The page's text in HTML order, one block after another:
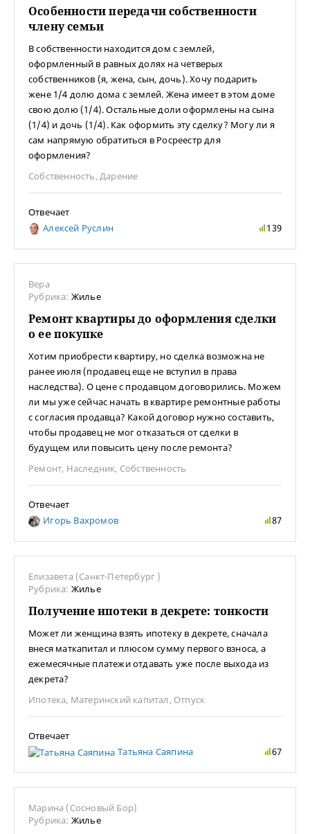
Особенности передачи собственности
члену семьи
В собственности находится дом с землей,
оформленный в равных долях на четверых
собственников (я, жена, сын, дочь). Хочу подарить
жене 1/4 долю дома с землей. Жена имеет в этом доме
свою долю (1/4). Остальные доли оформлены на сына
(1/4) и дочь (1/4). Как оформить эту сделку? Могу ли я
сам напрямую обратиться в Росреестр для
оформления?
Собственность, Дарение
Отвечает
Алексей Руслин
139
Вера
Рубрика: Жилье
Ремонт квартиры до оформления сделки
о ее покупке
Хотим приобрести квартиру, но сделка возможна не
ранее июля (продавец еще не вступил в права
наследства). О цене с продавцом договорились. Можем
ли мы уже сейчас начать в квартире ремонтные работы
с согласия продавца? Какой договор нужно составить,
чтобы продавец не мог отказаться от сделки в
будущем или повысить цену после ремонта?
Ремонт, Наследник, Собственность
Отвечает
Игорь Вахромов
87
Елизавета (Санкт-Петербург )
Рубрика: Жилье
Получение ипотеки в декрете: тонкости
Может ли женщина взять ипотеку в декрете, сначала
внеся маткапитал и плюсом сумму первого взноса, а
ежемесячные платежи отдавать уже после выхода из
декрета?
Ипотека, Материнский капитал, Отпуск
Отвечает
Татьяна Саяпина
67
Марина (Сосновый Бор)
Рубрика: Жилье